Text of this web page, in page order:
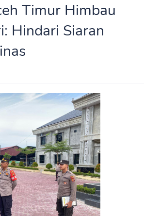
Timur Himbau
Hindari Siaran